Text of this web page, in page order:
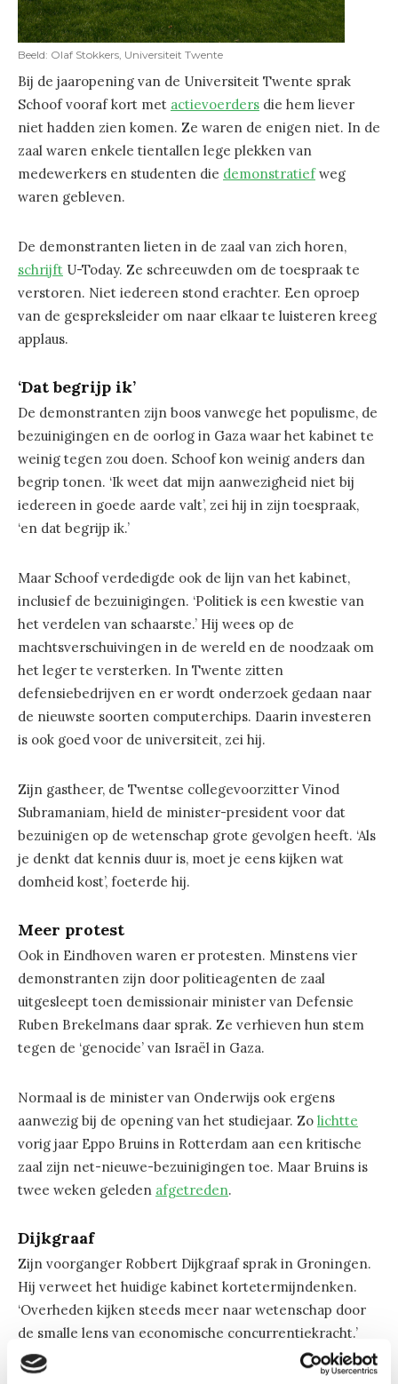
Beeld: Olaf Stokkers, Universiteit Twente
Bij de jaaropening van de Universiteit Twente sprak
Schoof vooraf kort met actievoerders die hem liever
niet hadden zien komen. Ze waren de enigen niet. In de
zaal waren enkele tientallen lege plekken van
medewerkers en studenten die demonstratiefweg
waren gebleven.
De demonstranten lieten in de zaal van zich horen,
schrijft U-Today. Ze schreeuwden om de toespraak te
verstoren. Niet iedereen stond erachter. Een oproep
van de gespreksleider om naar elkaar te luisteren kreeg
applaus.
‘Dat begrijp ik’
De demonstranten zijn boos vanwege het populisme, de
bezuinigingen en de oorlog in Gaza waar het kabinet te
weinig tegen zou doen. Schoof kon weinig anders dan
begrip tonen. ‘Ik weet dat mijn aanwezigheid niet bij
iedereen in goede aarde valt’, zei hij in zijn toespraak,
‘en dat begrijp ik.’
Maar Schoof verdedigde ook de lijn van het kabinet,
inclusief de bezuinigingen. ‘Politiek is een kwestie van
het verdelen van schaarste.’ Hij wees op de
machtsverschuivingen in de wereld en de noodzaak om
het leger te versterken. In Twente zitten
defensiebedrijven en er wordt onderzoek gedaan naar
de nieuwste soorten computerchips. Daarin investeren
is ook goed voor de universiteit, zei hij.
Zijn gastheer, de Twentse collegevoorzitter Vinod
Subramaniam, hield de minister-president voor dat
bezuinigen op de wetenschap grote gevolgen heeft. ‘Als
je denkt dat kennis duur is, moet je eens kijken wat
domheid kost’, foeterde hij.
Meer protest
Ook in Eindhoven waren er protesten. Minstens vier
demonstranten zijn door politieagenten de zaal
uitgesleept toen demissionair minister van Defensie
Ruben Brekelmans daar sprak. Ze verhieven hun stem
tegen de ‘genocide’ van Israël in Gaza.
Normaal is de minister van Onderwijs ook ergens
aanwezig bij de opening van het studiejaar. Zo lichtte
vorig jaar Eppo Bruins in Rotterdam aan een kritische
zaal zijn net-nieuwe-bezuinigingen toe. Maar Bruins is
twee weken geleden afgetreden.
Dijkgraaf
Zijn voorganger Robbert Dijkgraaf sprak in Groningen.
Hij verweet het huidige kabinet kortetermijndenken.
‘Overheden kijken steeds meer naar wetenschap door
de smalle lens van economische concurrentiekracht.’